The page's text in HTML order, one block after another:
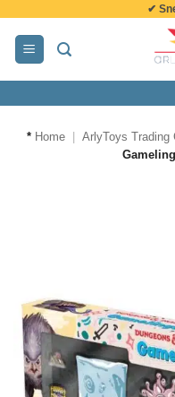
inhoud
✔
* Home ArlyToys Trading